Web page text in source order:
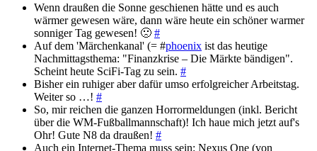
Wenn draußen die Sonne geschienen hätte und es auch
wärmer gewesen wäre, dann wäre heute ein schöner warmer
sonniger Tag gewesen! 🙁 #
Auf dem 'Märchenkanal' (= #phoenix ist das heutige
Nachmittagsthema: "Finanzkrise – Die Märkte bändigen".
Scheint heute SciFi-Tag zu sein. #
Bisher ein ruhiger aber dafür umso erfolgreicher Arbeitstag.
Weiter so …! #
So, mir reichen die ganzen Horrormeldungen (inkl. Bericht
über die WM-Fußballmannschaft)! Ich haue mich jetzt auf's
Ohr! Gute N8 da draußen! #
Auch ein Internet-Thema muss sein: Nexus One (von